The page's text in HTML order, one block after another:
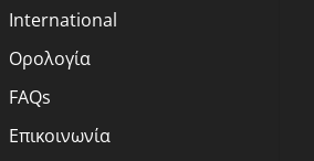
International
Ορολογία
FAQs
Επικοινωνία